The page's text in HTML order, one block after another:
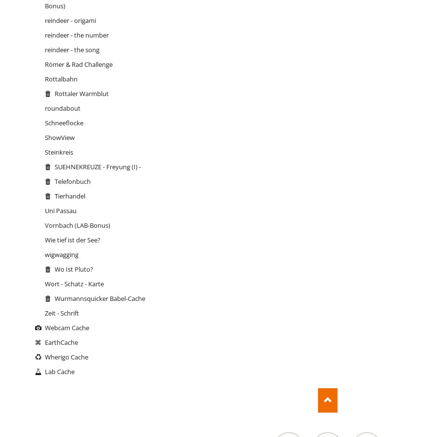
Bonus)
reindeer - origami
reindeer - the number
reindeer - the song
Römer & Rad Challenge
Rottalbahn
Rottaler Warmblut
roundabout
Schneeflocke
ShowView
Steinkreis
SUEHNEKREUZE - Freyung (I) -
Telefonbuch
Tierhandel
Uni Passau
Vornbach (LAB-Bonus)
Wie tief ist der See?
wigwagging
Wo Ist Pluto?
Wort - Schatz - Karte
Wurmannsquicker Babel-Cache
Zeit - Schrift
Webcam Cache
EarthCache
Wherigo Cache
Lab Cache